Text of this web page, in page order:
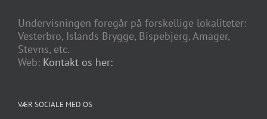
Undervisningen foregår på forskellige lokaliteter:
Vesterbro, Islands Brygge, Bispebjerg, Amager,
Stevns, etc.
Web: Kontakt os her:
VÆR SOCIALE MED OS